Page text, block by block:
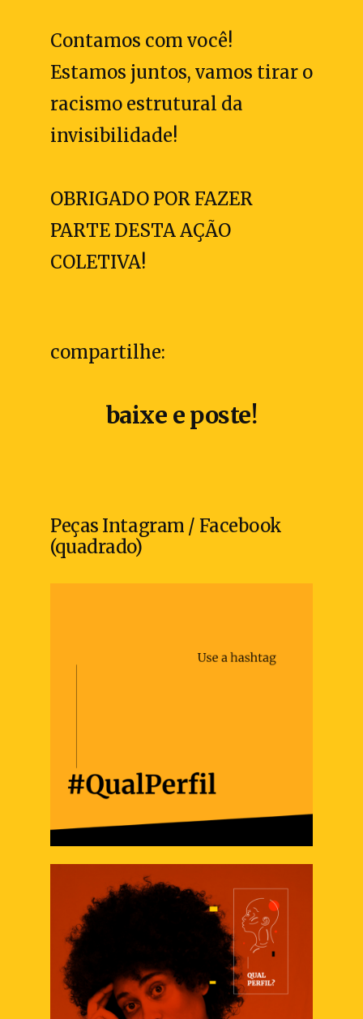
Contamos com você!
Estamos juntos, vamos tirar o
racismo estrutural da
invisibilidade!
OBRIGADO POR FAZER
PARTE DESTA AÇÃO
COLETIVA!
compartilhe:
baixe e poste!
Peças Intagram / Facebook
(quadrado)